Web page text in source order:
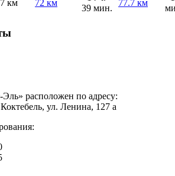
км 72 км
39 мин.
77.7 км
расположен по адресу:
ул. Ленина, 127 а